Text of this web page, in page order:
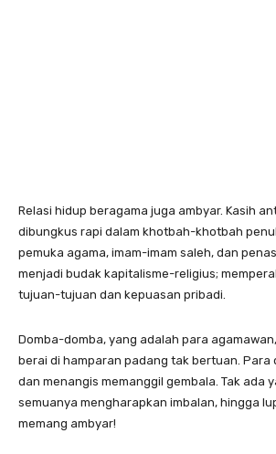
Relasi hidup beragama juga ambyar. Kasih
dibungkus rapi dalam khotbah-khotbah
pemuka agama, imam-imam saleh, dan
menjadi budak kapitalisme-religius;
tujuan-tujuan dan kepuasan pribadi.
Domba-domba, yang adalah para
berai di hamparan padang tak bertuan. Para
dan menangis memanggil gembala. Tak ada
semuanya mengharapkan imbalan, hingga
memang ambyar!